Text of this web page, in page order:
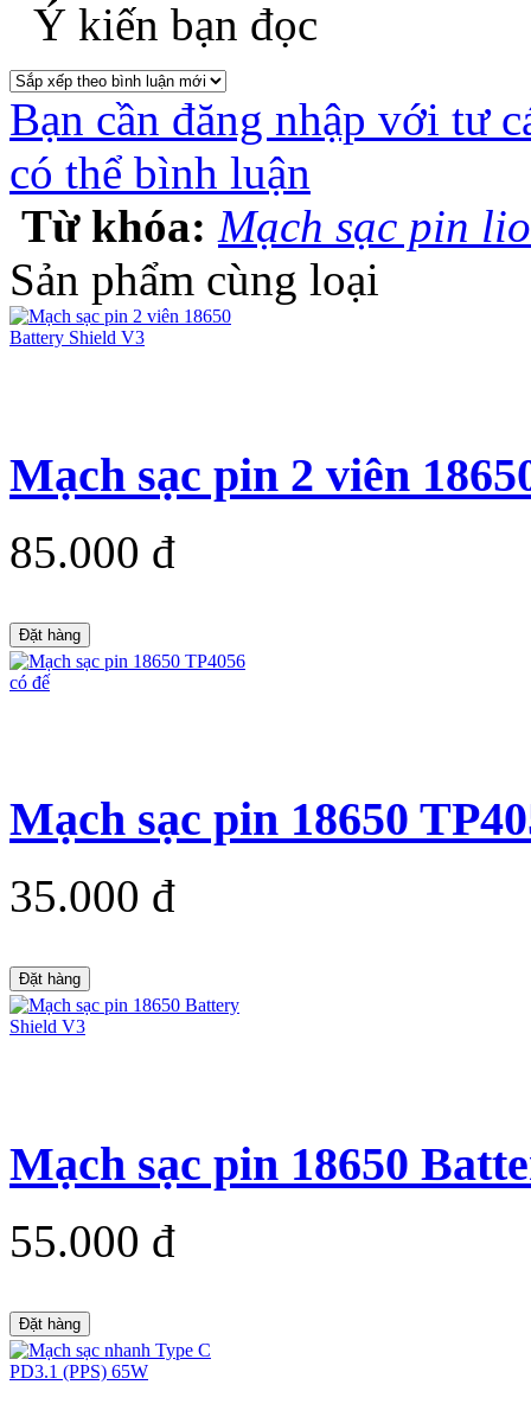
Ý kiến bạn đọc
Bạn cần đăng nhập với tư
có thể bình luận
Từ khóa: Mạch sạc pin
Sản phẩm cùng loại
Mạch sạc pin 2 viên
85.000 đ
Đặt hàng
Mạch sạc pin 18650
35.000 đ
Đặt hàng
Mạch sạc pin 18650
55.000 đ
Đặt hàng